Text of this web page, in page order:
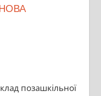
позашкільної